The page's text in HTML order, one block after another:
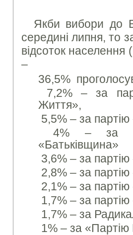
Якби вибори до
середині липня, то
відсоток населення
–
36,5%
7,2% – за
Життя»,
5,5% – за
4% – за
«Батьківщина»
3,6% – за
2,8% – за
2,1% – за
1,7% – за
1,7% – за
1% – за «Партію